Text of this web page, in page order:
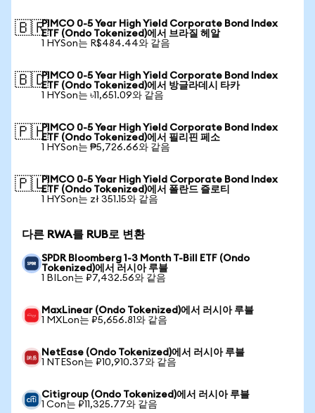
🇧🇷PIMCO 0-5 Year High Yield Corporate Bond Index
ETF (Ondo Tokenized)에서 브라질 헤알
1 HYSon는 R$484.44와 같음
🇧🇩PIMCO 0-5 Year High Yield Corporate Bond Index
ETF (Ondo Tokenized)에서 방글라데시 타카
1 HYSon는 ৳11,651.09와 같음
🇵🇭PIMCO 0-5 Year High Yield Corporate Bond Index
ETF (Ondo Tokenized)에서 필리핀 페소
1 HYSon는 ₱5,726.66와 같음
🇵🇱PIMCO 0-5 Year High Yield Corporate Bond Index
ETF (Ondo Tokenized)에서 폴란드 즐로티
1 HYSon는 zł 351.15와 같음
다른 RWA를 RUB로 변환
SPDR Bloomberg 1-3 Month T-Bill ETF (Ondo
Tokenized)에서 러시아 루블
1 BILon는 ₽7,432.56와 같음
MaxLinear (Ondo Tokenized)에서 러시아 루블
1 MXLon는 ₽5,656.81와 같음
NetEase (Ondo Tokenized)에서 러시아 루블
1 NTESon는 ₽10,910.37와 같음
Citigroup (Ondo Tokenized)에서 러시아 루블
1 Con는 ₽11,325.77와 같음